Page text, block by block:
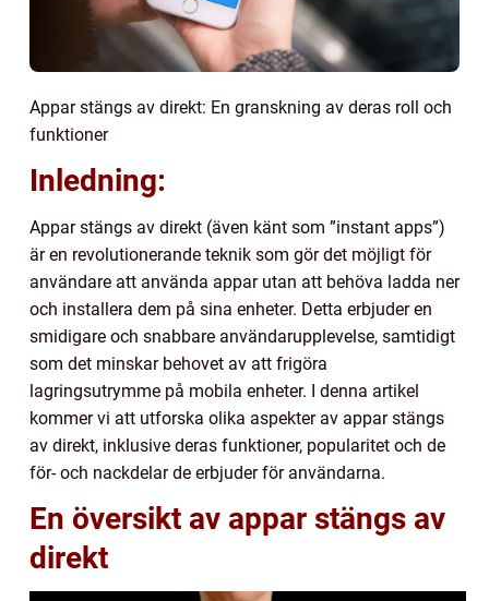
Appar stängs av direkt: En granskning av deras roll och
funktioner
Inledning:
Appar stängs av direkt (även känt som ”instant apps”)
är en revolutionerande teknik som gör det möjligt för
användare att använda appar utan att behöva ladda ner
och installera dem på sina enheter. Detta erbjuder en
smidigare och snabbare användarupplevelse, samtidigt
som det minskar behovet av att frigöra
lagringsutrymme på mobila enheter. I denna artikel
kommer vi att utforska olika aspekter av appar stängs
av direkt, inklusive deras funktioner, popularitet och de
för- och nackdelar de erbjuder för användarna.
En översikt av appar stängs av
direkt